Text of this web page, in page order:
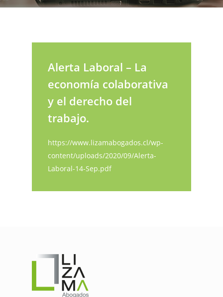
Alerta Laboral – La
economía colaborativa
y el derecho del
trabajo.
https://www.lizamabogados.cl/wp-
content/uploads/2020/09/Alerta-
Laboral-14-Sep.pdf